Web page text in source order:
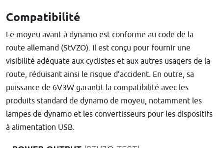
Compatibilité
Le moyeu avant à dynamo est conforme au code de la
route allemand (StVZO). Il est conçu pour fournir une
visibilité adéquate aux cyclistes et aux autres usagers de la
route, réduisant ainsi le risque d’accident. En outre, sa
puissance de 6V3W garantit la compatibilité avec les
produits standard de dynamo de moyeu, notamment les
lampes de dynamo et les convertisseurs pour les dispositifs
à alimentation USB.